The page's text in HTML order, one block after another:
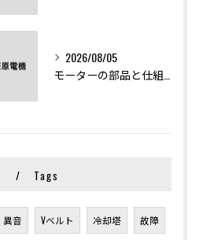
2026/08/05
Tags
異音 Vベルト 冷却塔 故障